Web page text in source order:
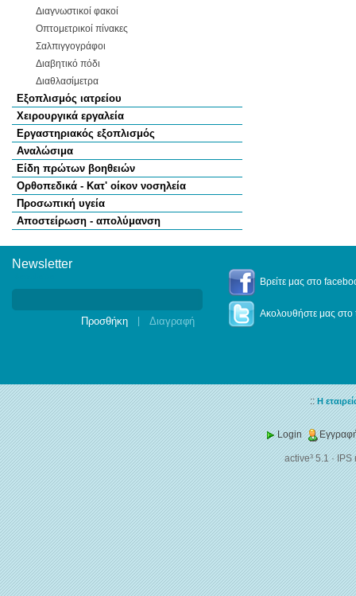
Διαγνωστικοί φακοί
Οπτομετρικοί πίνακες
Σαλπιγγογράφοι
Διαβητικό πόδι
Διαθλασίμετρα
Εξοπλισμός ιατρείου
Χειρουργικά εργαλεία
Εργαστηριακός εξοπλισμός
Αναλώσιμα
Είδη πρώτων βοηθειών
Ορθοπεδικά - Κατ' οίκον νοσηλεία
Προσωπική υγεία
Αποστείρωση - απολύμανση
Newsletter
Βρείτε μας στο
Ακολουθήστε μας στο
::Η
Login
active³ 5.1·IPS